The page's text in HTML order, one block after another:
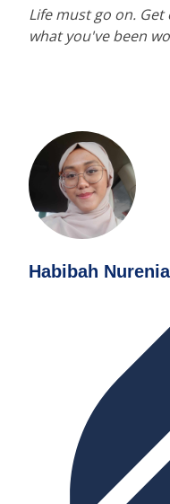
Life must go on.
what you've been
Habibah